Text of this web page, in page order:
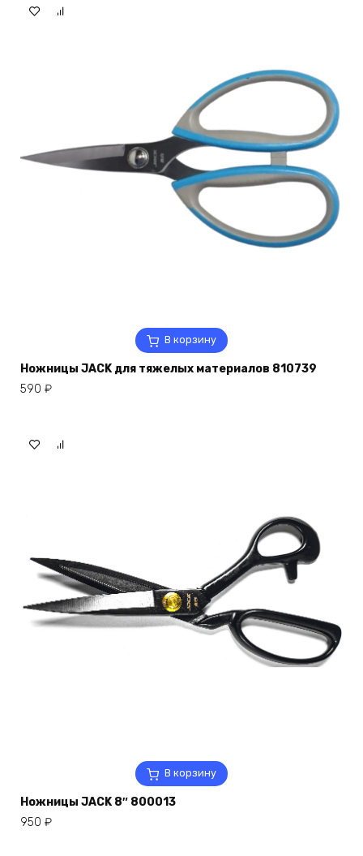
В корзину
Ножницы JACK для тяжелых материалов 810739
590 ₽
В корзину
Ножницы JACK 8″ 800013
950 ₽